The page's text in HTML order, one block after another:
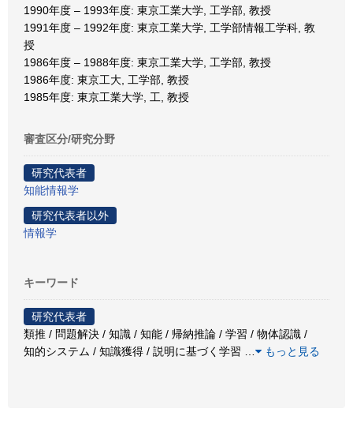
1990年度 – 1993年度: 東京工業大学, 工学部, 教授
1991年度 – 1992年度: 東京工業大学, 工学部情報工学科, 教
授
1986年度 – 1988年度: 東京工業大学, 工学部, 教授
1986年度: 東京工大, 工学部, 教授
1985年度: 東京工業大学, 工, 教授
審査区分/研究分野
研究代表者
知能情報学
研究代表者以外
情報学
キーワード
研究代表者
類推 / 問題解決 / 知識 / 知能 / 帰納推論 / 学習 / 物体認識 /
知的システム / 知識獲得 / 説明に基づく学習
もっと見る